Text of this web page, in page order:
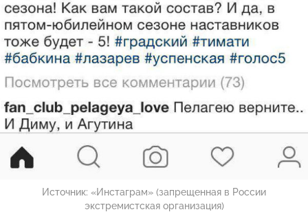
Источник: «Инстаграм» (запрещенная в России
экстремистская организация)